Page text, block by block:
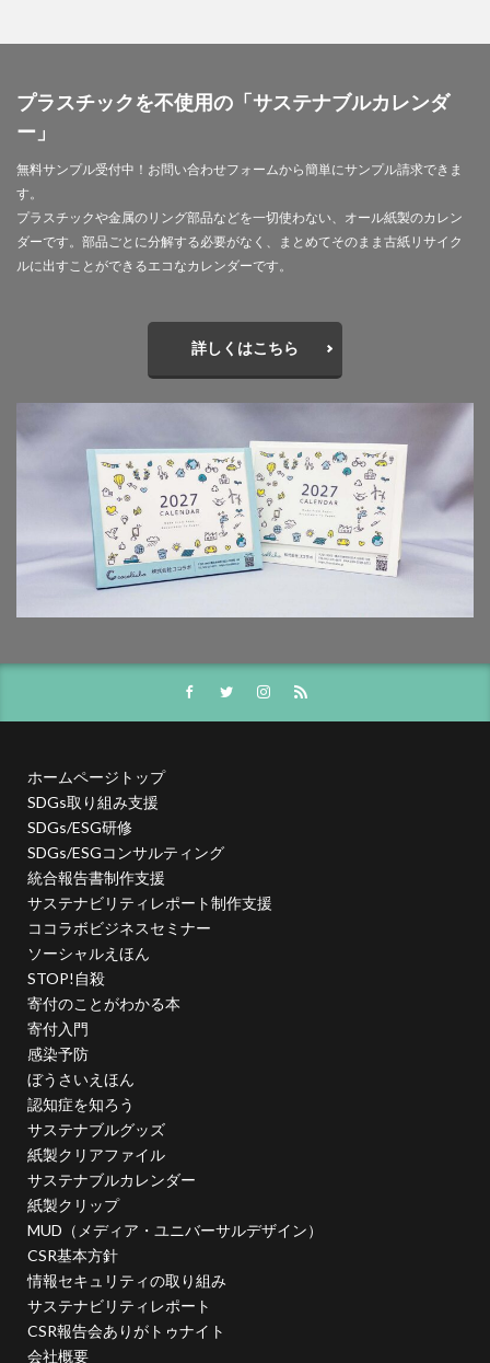
プラスチックを不使用の「サステナブルカレンダ
ー」
無料サンプル受付中！お問い合わせフォームから簡単にサンプル請求できま
す。
プラスチックや金属のリング部品などを一切使わない、オール紙製のカレン
ダーです。部品ごとに分解する必要がなく、まとめてそのまま古紙リサイク
ルに出すことができるエコなカレンダーです。
詳しくはこちら
ホームページトップ
SDGs取り組み支援
SDGs/ESG研修
SDGs/ESGコンサルティング
統合報告書制作支援
サステナビリティレポート制作支援
ココラボビジネスセミナー
ソーシャルえほん
STOP!自殺
寄付のことがわかる本
寄付入門
感染予防
ぼうさいえほん
認知症を知ろう
サステナブルグッズ
紙製クリアファイル
サステナブルカレンダー
紙製クリップ
MUD（メディア・ユニバーサルデザイン）
CSR基本方針
情報セキュリティの取り組み
サステナビリティレポート
CSR報告会ありがトゥナイト
会社概要
神奈川県立産業技術短期大学校
神奈川警察
神社
笑顔の教室
笛巻 第３波 等高線
紅白
紙ファイル
紙リサイクル
紙之新聞
紙巻きタバコ
紙製lクリアファイル
紙製クリアファイル
紙製クリアファイル カーボンオフセット
経営セミナー
経営マネジメント
経産省 情報セキュリティ認証
給食
統合報告
統合報告書作成セミナー
統合思考
絵本
綿花栽培 総合学習
総合学習の時間
総合的な学習の時間
緑
緑色の生き物
緑色の花
線路 縄文時代
繊維
缶コーヒー
缶詰状態 美しい色
美化運動
脱炭素
脱炭素取組宣 横浜市
脱炭素取組宣言
自殺予防
色の表現
色の豆知識
色の豆知識 虹 虹の色 レインボーカラー アフリカ アメリカ イギ
リス ロシア インドネシア 台湾 色彩論 ゲーテ エリザベス女王 二
重の虹
色彩
色彩論
色見本
色覚障がい 花
花嫁修業
草木染め
萌黄色
萩焼
藻類
行間
袈裟
襲の色目
見やすい
見守り隊
規制標識
言語学習
記憶色
設営 詐欺
詐欺対策
認定NPO法人こまちぷらす
認定NPO法人産業クラスター研究会
認知症カフェ
認知症ポスター